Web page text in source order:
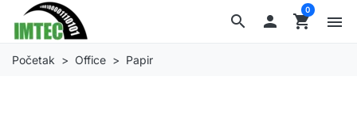
search  shopping_cart
0
menu
Početak Office Papir